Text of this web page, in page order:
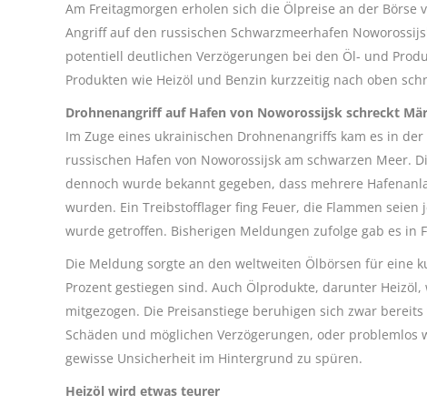
Am Freitagmorgen erholen sich die Ölpreise an der
Angriff auf den russischen Schwarzmeerhafen
potentiell deutlichen Verzögerungen bei den Öl- und
Produkten wie Heizöl und Benzin kurzzeitig nach oben
Drohnenangriff auf Hafen von Noworossijsk schreckt
Im Zuge eines ukrainischen Drohnenangriffs kam es in
russischen Hafen von Noworossijsk am schwarzen Meer.
dennoch wurde bekannt gegeben, dass mehrere
wurden. Ein Treibstofflager fing Feuer, die Flammen
wurde getroffen. Bisherigen Meldungen zufolge gab es in
Die Meldung sorgte an den weltweiten Ölbörsen für eine
Prozent gestiegen sind. Auch Ölprodukte, darunter
mitgezogen. Die Preisanstiege beruhigen sich zwar
Schäden und möglichen Verzögerungen, oder
gewisse Unsicherheit im Hintergrund zu spüren.
Heizöl wird etwas teurer